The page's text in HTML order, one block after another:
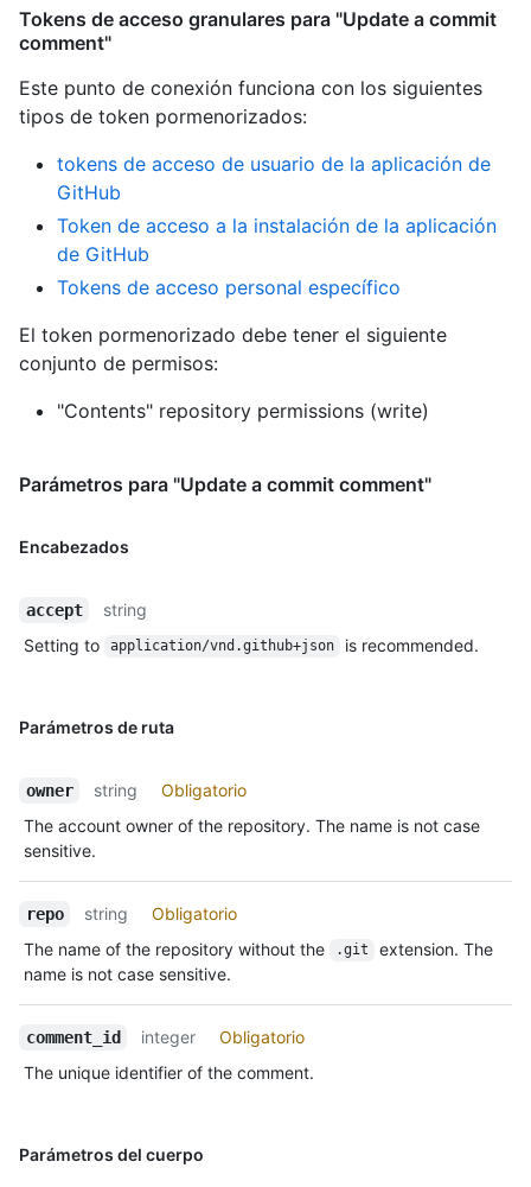
Tokens de acceso granulares para "Update a commit
comment"
Este punto de conexión funciona con los siguientes
tipos de token pormenorizados:
tokens de acceso de usuario de la aplicación de
GitHub
Token de acceso a la instalación de la aplicación
de GitHub
Tokens de acceso personal específico
El token pormenorizado debe tener el siguiente
conjunto de permisos:
"Contents" repository permissions (write)
Parámetros para "Update a commit comment"
Encabezados
accept
string
Setting to
application/vnd.github+json is recommended.
Parámetros de ruta
owner string
Obligatorio
The account owner of the repository. The name is not case
sensitive.
repo string
Obligatorio
The name of the repository without the
.git
extension. The
name is not case sensitive.
comment_id integer
Obligatorio
The unique identifier of the comment.
Parámetros del cuerpo